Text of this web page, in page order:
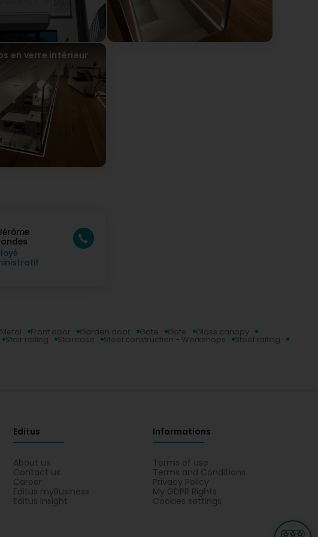
work.
en verre intérieur
Front door Garden door Gate Gate Glass canopy
Stair railing Staircase Steel construction - Workshops Steel railing
Editus
About us
Contact us
Career
Editus myBusiness
Editus Insight
Informations
Terms of use
Terms and Conditions
Privacy Policy
My GDPR Rights
Cookies settings